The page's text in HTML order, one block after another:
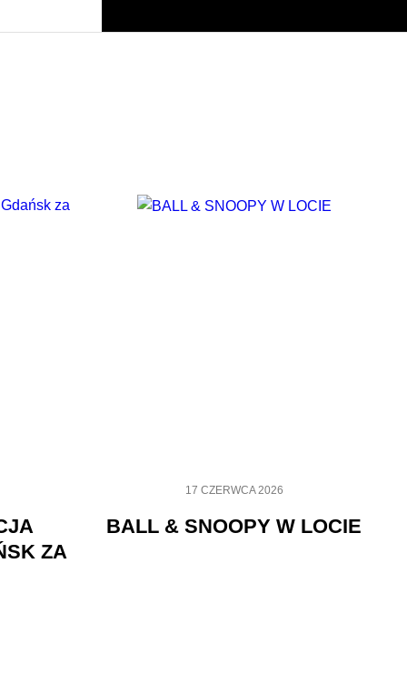
ZA
17 CZERWCA 2026
BALL & SNOOPY W LOCIE